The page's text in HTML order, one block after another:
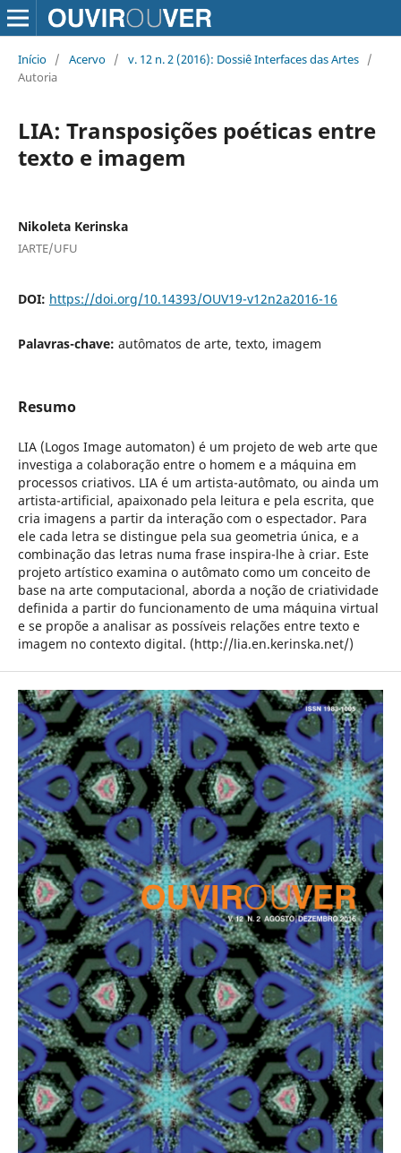
Início / Acervo / v. 12 n. 2 (2016): Dossiê Interfaces das Artes /
Autoria
LIA: Transposições poéticas entre
texto e imagem
Nikoleta Kerinska
IARTE/UFU
DOI: https://doi.org/10.14393/OUV19-v12n2a2016-16
Palavras-chave: autômatos de arte, texto, imagem
Resumo
LIA (Logos Image automaton) é um projeto de web arte que
investiga a colaboração entre o homem e a máquina em
processos criativos. LIA é um artista-autômato, ou ainda um
artista-artificial, apaixonado pela leitura e pela escrita, que
cria imagens a partir da interação com o espectador. Para
ele cada letra se distingue pela sua geometria única, e a
combinação das letras numa frase inspira-lhe à criar. Este
projeto artístico examina o autômato como um conceito de
base na arte computacional, aborda a noção de criatividade
definida a partir do funcionamento de uma máquina virtual
e se propõe a analisar as possíveis relações entre texto e
imagem no contexto digital. (http://lia.en.kerinska.net/)